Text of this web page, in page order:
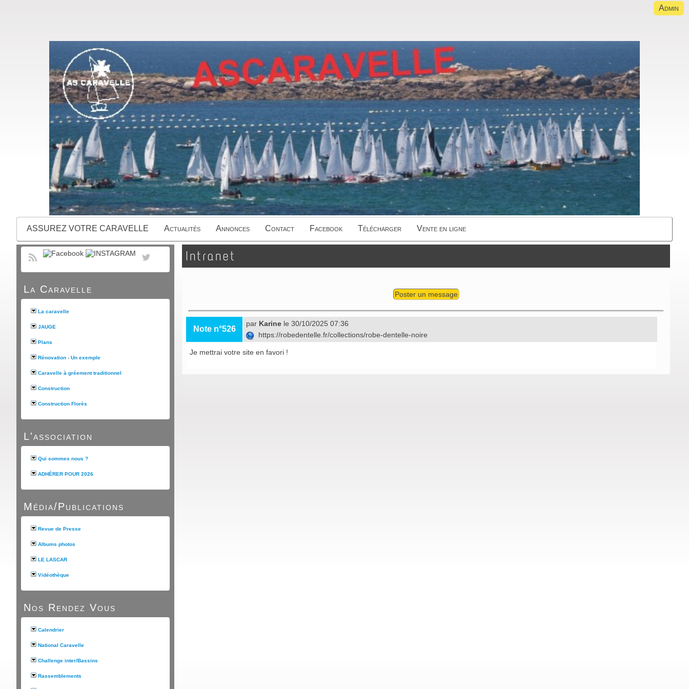
Admin
ASSUREZ VOTRE CARAVELLE Actualités Annonces Contact Facebook Télécharger Vente en ligne
La Caravelle
La caravelle
JAUGE
Plans
Rénovation - Un exemple
Caravelle à gréement traditionnel
Construction
Construction Florès
L'association
Qui sommes nous ?
ADHÉRER POUR 2026
Média/Publications
Revue de Presse
Albums photos
LE LASCAR
Vidéothèque
Nos Rendez Vous
Calendrier
National Caravelle
Challenge inter/Bassins
Rassemblements
Intranet
Poster un message
Note n°526
par Karine le 30/10/2025 07:36
https://robedentelle.fr/collections/robe-dentelle-noire
Je mettrai votre site en favori !